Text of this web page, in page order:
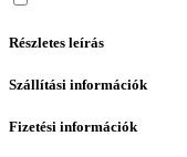
Részletes leírás
Szállítási információk
Fizetési információk